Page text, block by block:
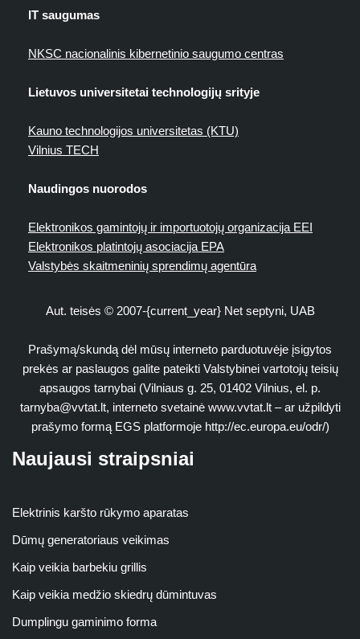
IT saugumas
NKSC nacionalinis kibernetinio saugumo centras
Lietuvos universitetai technologijų srityje
Kauno technologijos universitetas (KTU)
Vilnius TECH
Naudingos nuorodos
Elektronikos gamintojų ir importuotojų organizacija EEI
Elektronikos platintojų asociacija EPA
Valstybės skaitmeninių sprendimų agentūra
Aut. teisės © 2007-{current_year} Net septyni, UAB
Prašymą/skundą dėl mūsų interneto parduotuvėje įsigytos
prekės ar paslaugos galite pateikti Valstybinei vartotojų teisių
apsaugos tarnybai (Vilniaus g. 25, 01402 Vilnius, el. p.
tarnyba@vvtat.lt, interneto svetainė www.vvtat.lt – ar užpildyti
prašymo formą EGS platformoje http://ec.europa.eu/odr/)
Naujausi straipsniai
Elektrinis karšto rūkymo aparatas
Dūmų generatoriaus veikimas
Kaip veikia barbekiu grillis
Kaip veikia medžio skiedrų dūmintuvas
Dumplingu gaminimo forma